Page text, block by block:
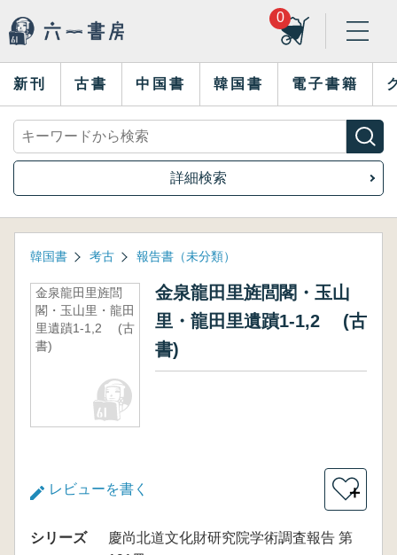
0
新刊 古書 中国書 韓国書 電子書籍
詳細検索
韓国書 考古 報告書（未分類）
金泉龍田里旌閭
閣・玉山里・龍田
里遺蹟1-1,2 (古
書)
金泉龍田里旌閭閣・玉山
里・龍田里遺蹟1-1,2 (古
書)
レビューを書く ＋
シリーズ
慶尚北道文化財研究院学術調査報告 第